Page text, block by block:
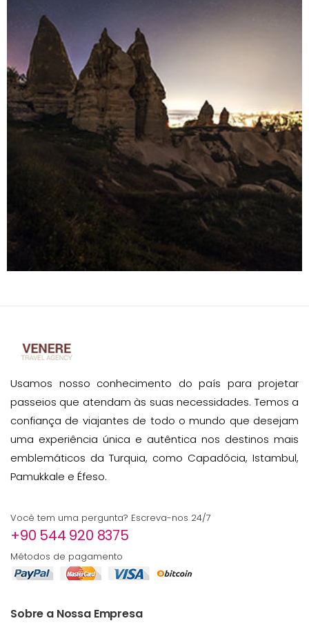
Usamos nosso conhecimento do país para projetar
passeios que atendam às suas necessidades. Temos a
confiança de viajantes de todo o mundo que desejam
uma experiência única e autêntica nos destinos mais
emblemáticos da Turquia, como Capadócia, Istambul,
Pamukkale e Éfeso.
Você tem uma pergunta? Escreva-nos 24/7
+90 544 920 8375
Métodos de pagamento
Sobre a Nossa Empresa